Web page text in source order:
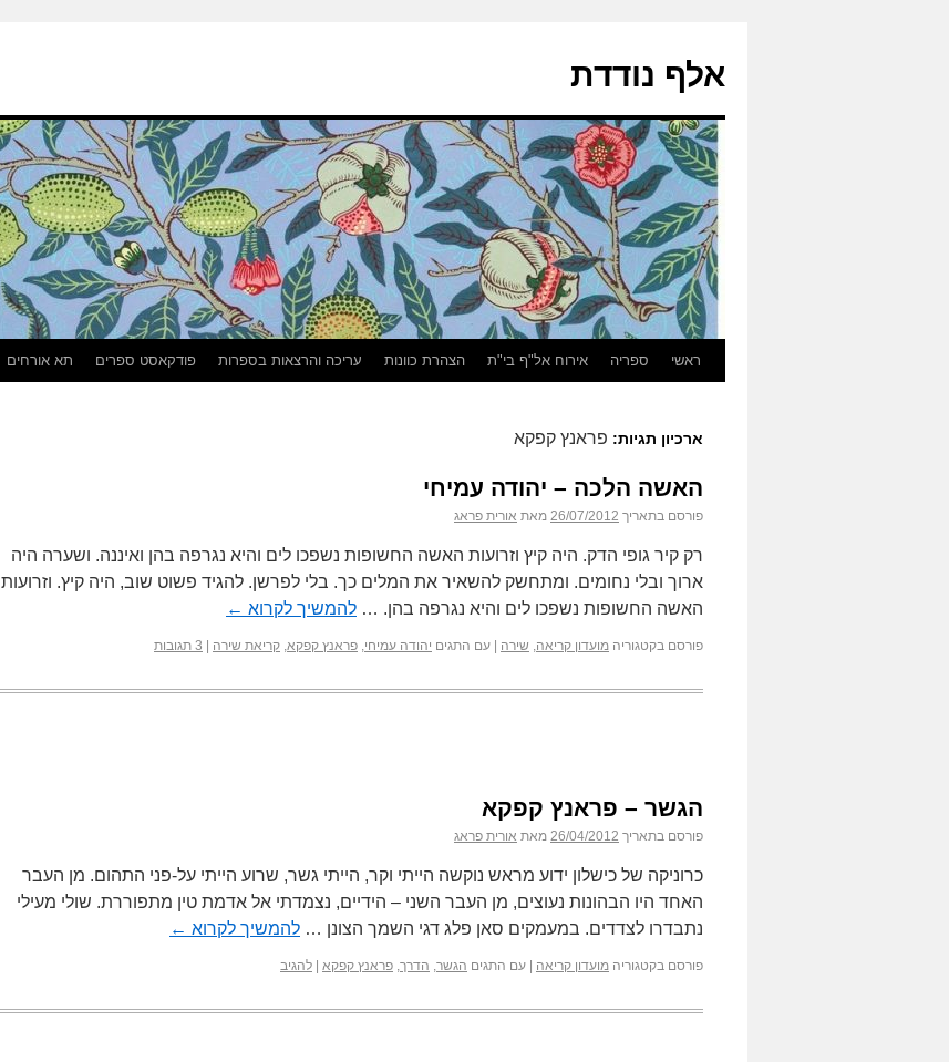
אלף נודדת
ראשי ספריה אירוח אל"ף בי"ת הצהרת כוונות עריכה והרצאות בספרות פודקאסט ספרים תא אורחים
ארכיון תגיות: פראנץ קפקא
האשה הלכה – יהודה עמיחי
פורסם בתאריך 26/07/2012 מאת אורית פראג
רק קיר גופי הדק. היה קיץ וזרועות האשה החשופות נשפכו לים והיא נגרפה בהן ואיננה. ושערה היה
ארוך ובלי נחומים. ומתחשק להשאיר את המלים כך. בלי לפרשן. להגיד פשוט שוב, היה קיץ. וזרועות
האשה החשופות נשפכו לים והיא נגרפה בהן. … להמשיך לקרוא ←
פורסם בקטגוריה מועדון קריאה, שירה עם התגים יהודה עמיחי, פראנץ קפקא, קריאת שירה 3 תגובות
הגשר – פראנץ קפקא
פורסם בתאריך 26/04/2012 מאת אורית פראג
כרוניקה של כישלון ידוע מראש נוקשה הייתי וקר, הייתי גשר, שרוע הייתי על-פני התהום. מן העבר
האחד היו הבהונות נעוצים, מן העבר השני – הידיים, נצמדתי אל אדמת טין מתפוררת. שולי מעילי
נתבדרו לצדדים. במעמקים סאן פלג דגי השמך הצונן … להמשיך לקרוא ←
פורסם בקטגוריה מועדון קריאה עם התגים הגשר, הדרך, פראנץ קפקא להגיב